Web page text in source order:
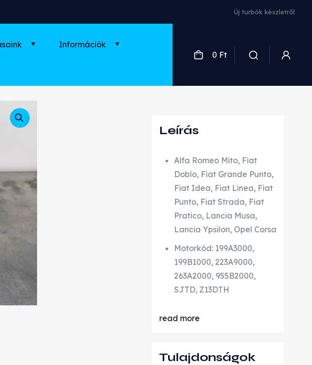
Új turbók készletről
Információk
0 Ft
Leírás
Alfa Romeo Mito, Fiat
Doblo, Fiat Grande Punto,
Fiat Idea, Fiat Linea, Fiat
Punto, Fiat Strada, Fiat
Pratico, Lancia Musa,
Lancia Ypsilon, Opel Corsa
Motorkód: 199A3000,
199B1000, 223A9000,
263A2000, 955B2000,
SJTD, Z13DTH
read more
Tulajdonságok